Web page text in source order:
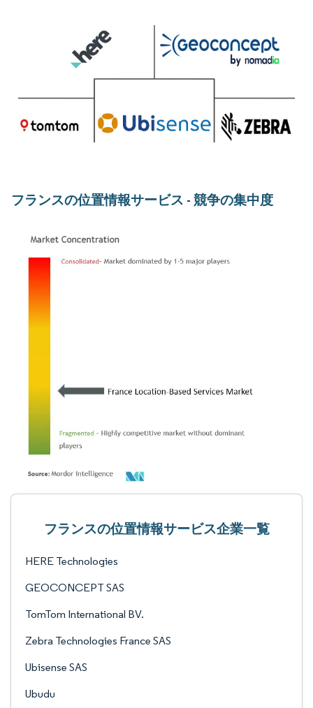
フランスの位置情報サービス - 競争の集中度
フランスの位置情報サービス企業一覧
HERE Technologies
GEOCONCEPT SAS
TomTom International BV.
Zebra Technologies France SAS
Ubisense SAS
Ubudu